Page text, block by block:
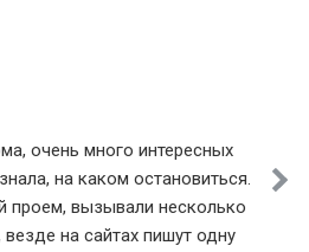
очень много интересных
на каком остановиться.
проем, вызывали несколько
на сайтах пишут одну